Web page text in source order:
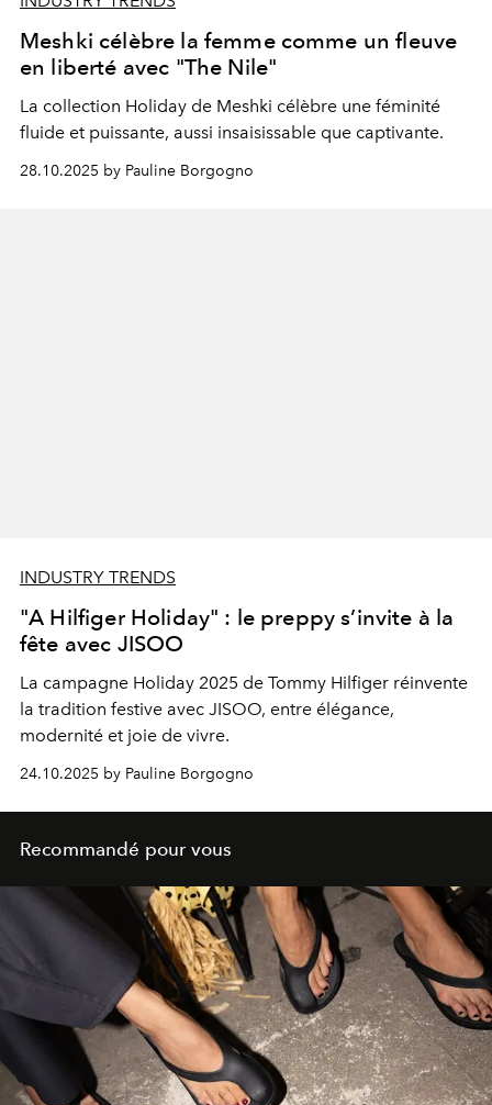
Meshki célèbre la femme comme un fleuve
en liberté avec "The Nile"
La collection Holiday de Meshki célèbre une féminité
fluide et puissante, aussi insaisissable que captivante.
28.10.2025 by Pauline Borgogno
INDUSTRY TRENDS
"A Hilfiger Holiday" : le preppy s’invite à la
fête avec JISOO
La campagne Holiday 2025 de Tommy Hilfiger réinvente
la tradition festive avec JISOO, entre élégance,
modernité et joie de vivre.
24.10.2025 by Pauline Borgogno
Recommandé pour vous